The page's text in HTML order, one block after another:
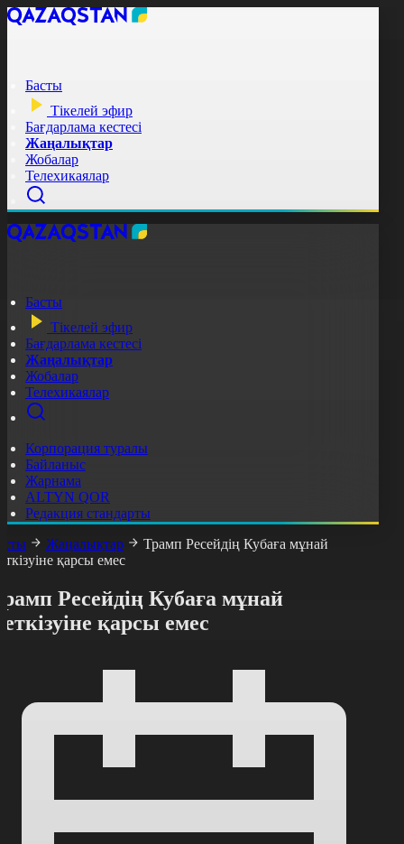
Басты
Тікелей эфир
Бағдарлама кестесі
Жаңалықтар
Жобалар
Телехикаялар
Басты
Тікелей эфир
Бағдарлама кестесі
Жаңалықтар
Жобалар
Телехикаялар
Корпорация туралы
Байланыс
Жарнама
ALTYN QOR
Редакция стандарты
Жаңалықтар
Трамп Ресейдің Кубаға мұнай
қарсы емес
Ресейдің Кубаға мұнай
қарсы емес